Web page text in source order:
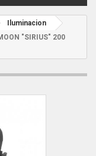
Iluminacion
"SIRIUS" 200